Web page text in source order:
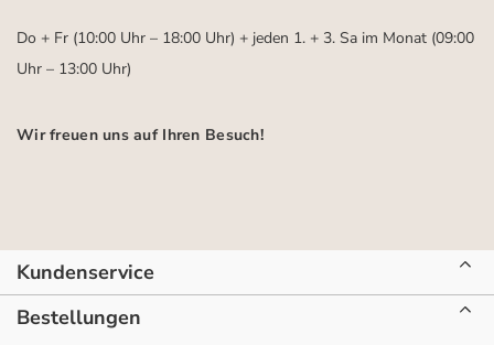
Do + Fr (10:00 Uhr – 18:00 Uhr) + jeden 1. + 3. Sa im Monat (09:00
Uhr – 13:00 Uhr)
Wir freuen uns auf Ihren Besuch!
Kundenservice
Bestellungen